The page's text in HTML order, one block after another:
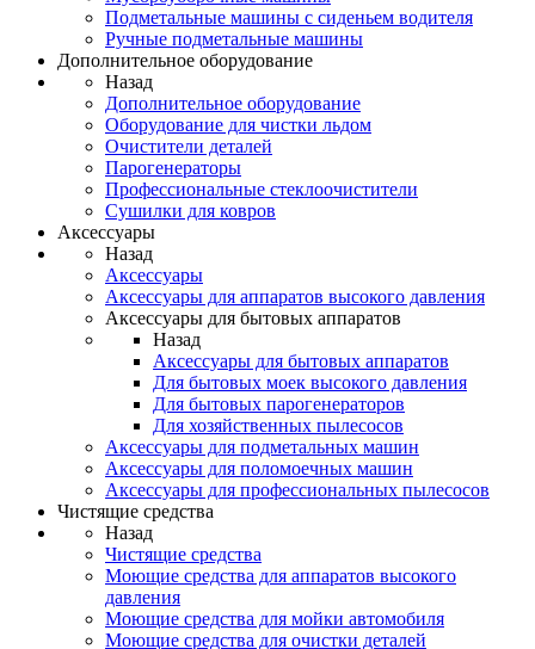
Подметальные машины с сиденьем водителя
Ручные подметальные машины
Дополнительное оборудование
Назад
Дополнительное оборудование
Оборудование для чистки льдом
Очистители деталей
Парогенераторы
Профессиональные стеклоочистители
Сушилки для ковров
Аксессуары
Назад
Аксессуары
Аксессуары для аппаратов высокого давления
Аксессуары для бытовых аппаратов
Назад
Аксессуары для бытовых аппаратов
Для бытовых моек высокого давления
Для бытовых парогенераторов
Для хозяйственных пылесосов
Аксессуары для подметальных машин
Аксессуары для поломоечных машин
Аксессуары для профессиональных пылесосов
Чистящие средства
Назад
Чистящие средства
Моющие средства для аппаратов высокого
давления
Моющие средства для мойки автомобиля
Моющие средства для очистки деталей